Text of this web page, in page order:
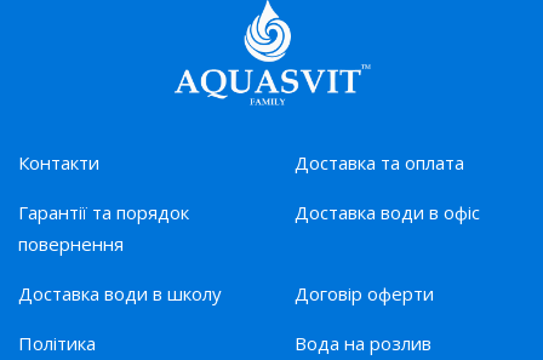
Контакти Доставка та оплата
Гарантії та порядок
повернення
Доставка води в офіс
Доставка води в школу Договір оферти
Політика
Вода на розлив